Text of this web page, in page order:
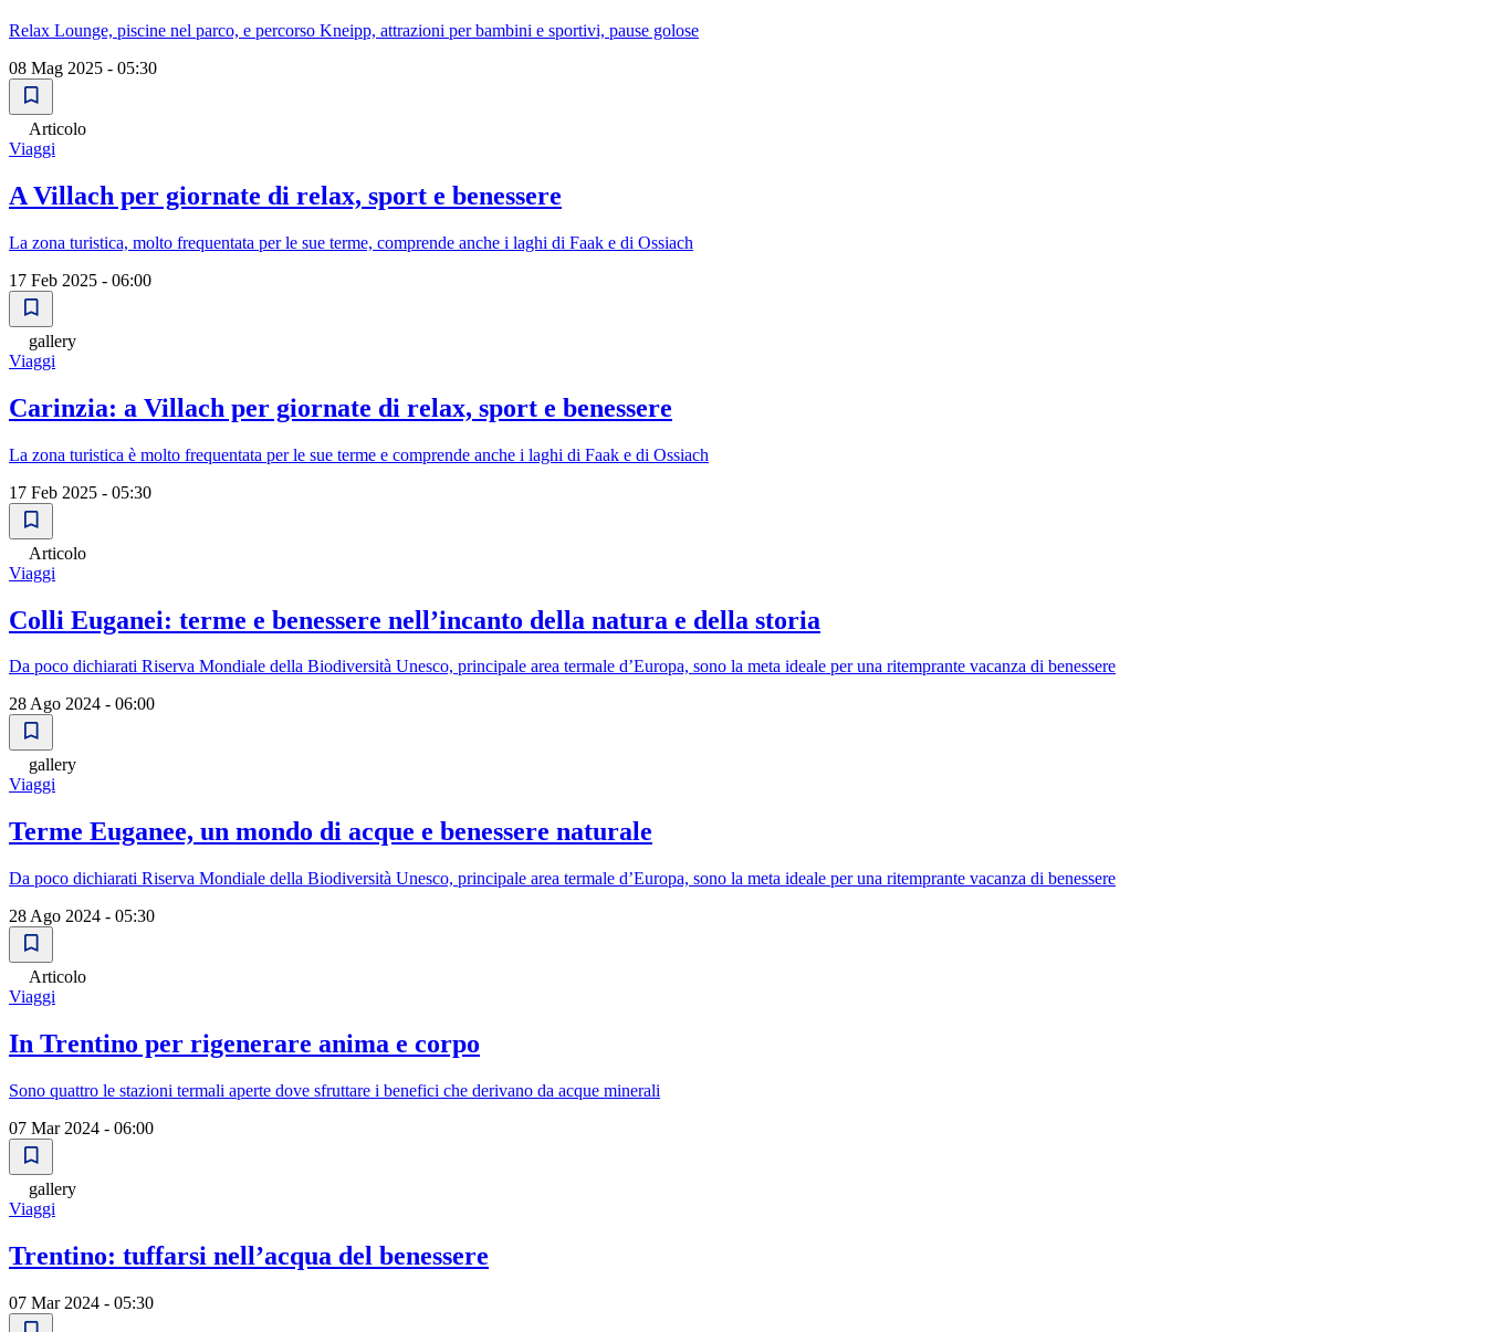
Relax Lounge, piscine nel parco, e percorso Kneipp, attrazioni per bambini e sportivi, pause golose
08 Mag 2025 - 05:30
Articolo
Viaggi
A Villach per giornate di relax, sport e benessere
La zona turistica, molto frequentata per le sue terme, comprende anche i laghi di Faak e di Ossiach
17 Feb 2025 - 06:00
gallery
Viaggi
Carinzia: a Villach per giornate di relax, sport e benessere
La zona turistica è molto frequentata per le sue terme e comprende anche i laghi di Faak e di Ossiach
17 Feb 2025 - 05:30
Articolo
Viaggi
Colli Euganei: terme e benessere nell’incanto della natura e della storia
Da poco dichiarati Riserva Mondiale della Biodiversità Unesco, principale area termale d’Europa, sono la meta ideale per una ritemprante vacanza di benessere
28 Ago 2024 - 06:00
gallery
Viaggi
Terme Euganee, un mondo di acque e benessere naturale
Da poco dichiarati Riserva Mondiale della Biodiversità Unesco, principale area termale d’Europa, sono la meta ideale per una ritemprante vacanza di benessere
28 Ago 2024 - 05:30
Articolo
Viaggi
In Trentino per rigenerare anima e corpo
Sono quattro le stazioni termali aperte dove sfruttare i benefici che derivano da acque minerali
07 Mar 2024 - 06:00
gallery
Viaggi
Trentino: tuffarsi nell’acqua del benessere
07 Mar 2024 - 05:30